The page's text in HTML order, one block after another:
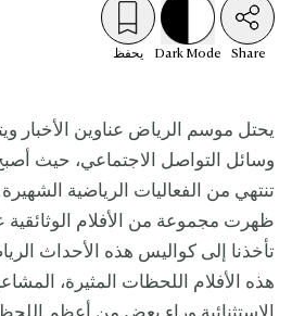
Share
Dark Mode يحفظ
يحتل موسم الرياض عناوين الأخبار
وسائل التواصل الاجتماعي، حيث
تنتهي من الفعاليات الرياضية
ظهرت مجموعة من الأفلام الوثائقية
تأخذنا إلى كواليس هذه الأحداث
هذه الأفلام اللحظات المثيرة،